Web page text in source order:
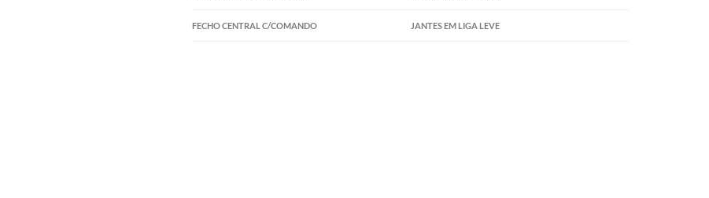
FECHO CENTRAL C/COMANDO JANTES EM LIGA LEVE